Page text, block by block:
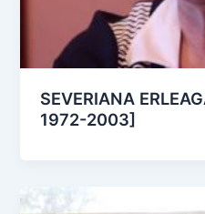
SEVERIANA
1972-2003]